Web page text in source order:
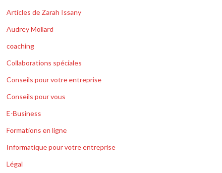
Articles de Zarah Issany
Audrey Mollard
coaching
Collaborations spéciales
Conseils pour votre entreprise
Conseils pour vous
E-Business
Formations en ligne
Informatique pour votre entreprise
Légal